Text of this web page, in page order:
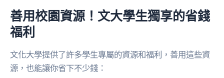
善用校園資源！文大學生獨享的省錢
福利
文化大學提供了許多學生專屬的資源和福利，善用這些資
源，也能讓你省下不少錢：